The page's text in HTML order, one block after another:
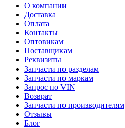
О компании
Доставка
Оплата
Контакты
Оптовикам
Поставщикам
Реквизиты
Запчасти по разделам
Запчасти по маркам
Запрос по VIN
Возврат
Запчасти по производителям
Отзывы
Блог